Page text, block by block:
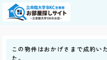
この物件はおかげさまで成約い
た。